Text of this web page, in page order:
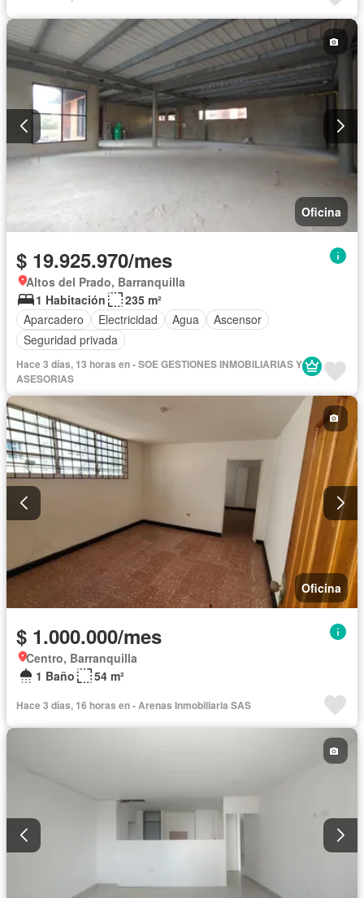
Oficina
$ 19.925.970/mes
Altos del Prado, Barranquilla
1 Habitación
235 m²
Aparcadero
Electricidad Agua
Ascensor
Seguridad privada
Hace 3 días, 13 horas en - SOE GESTIONES INMOBILIARIAS Y
ASESORIAS
Oficina
$ 1.000.000/mes
Centro, Barranquilla
1 Baño
54 m²
Hace 3 días, 16 horas en - Arenas Inmobiliaria SAS